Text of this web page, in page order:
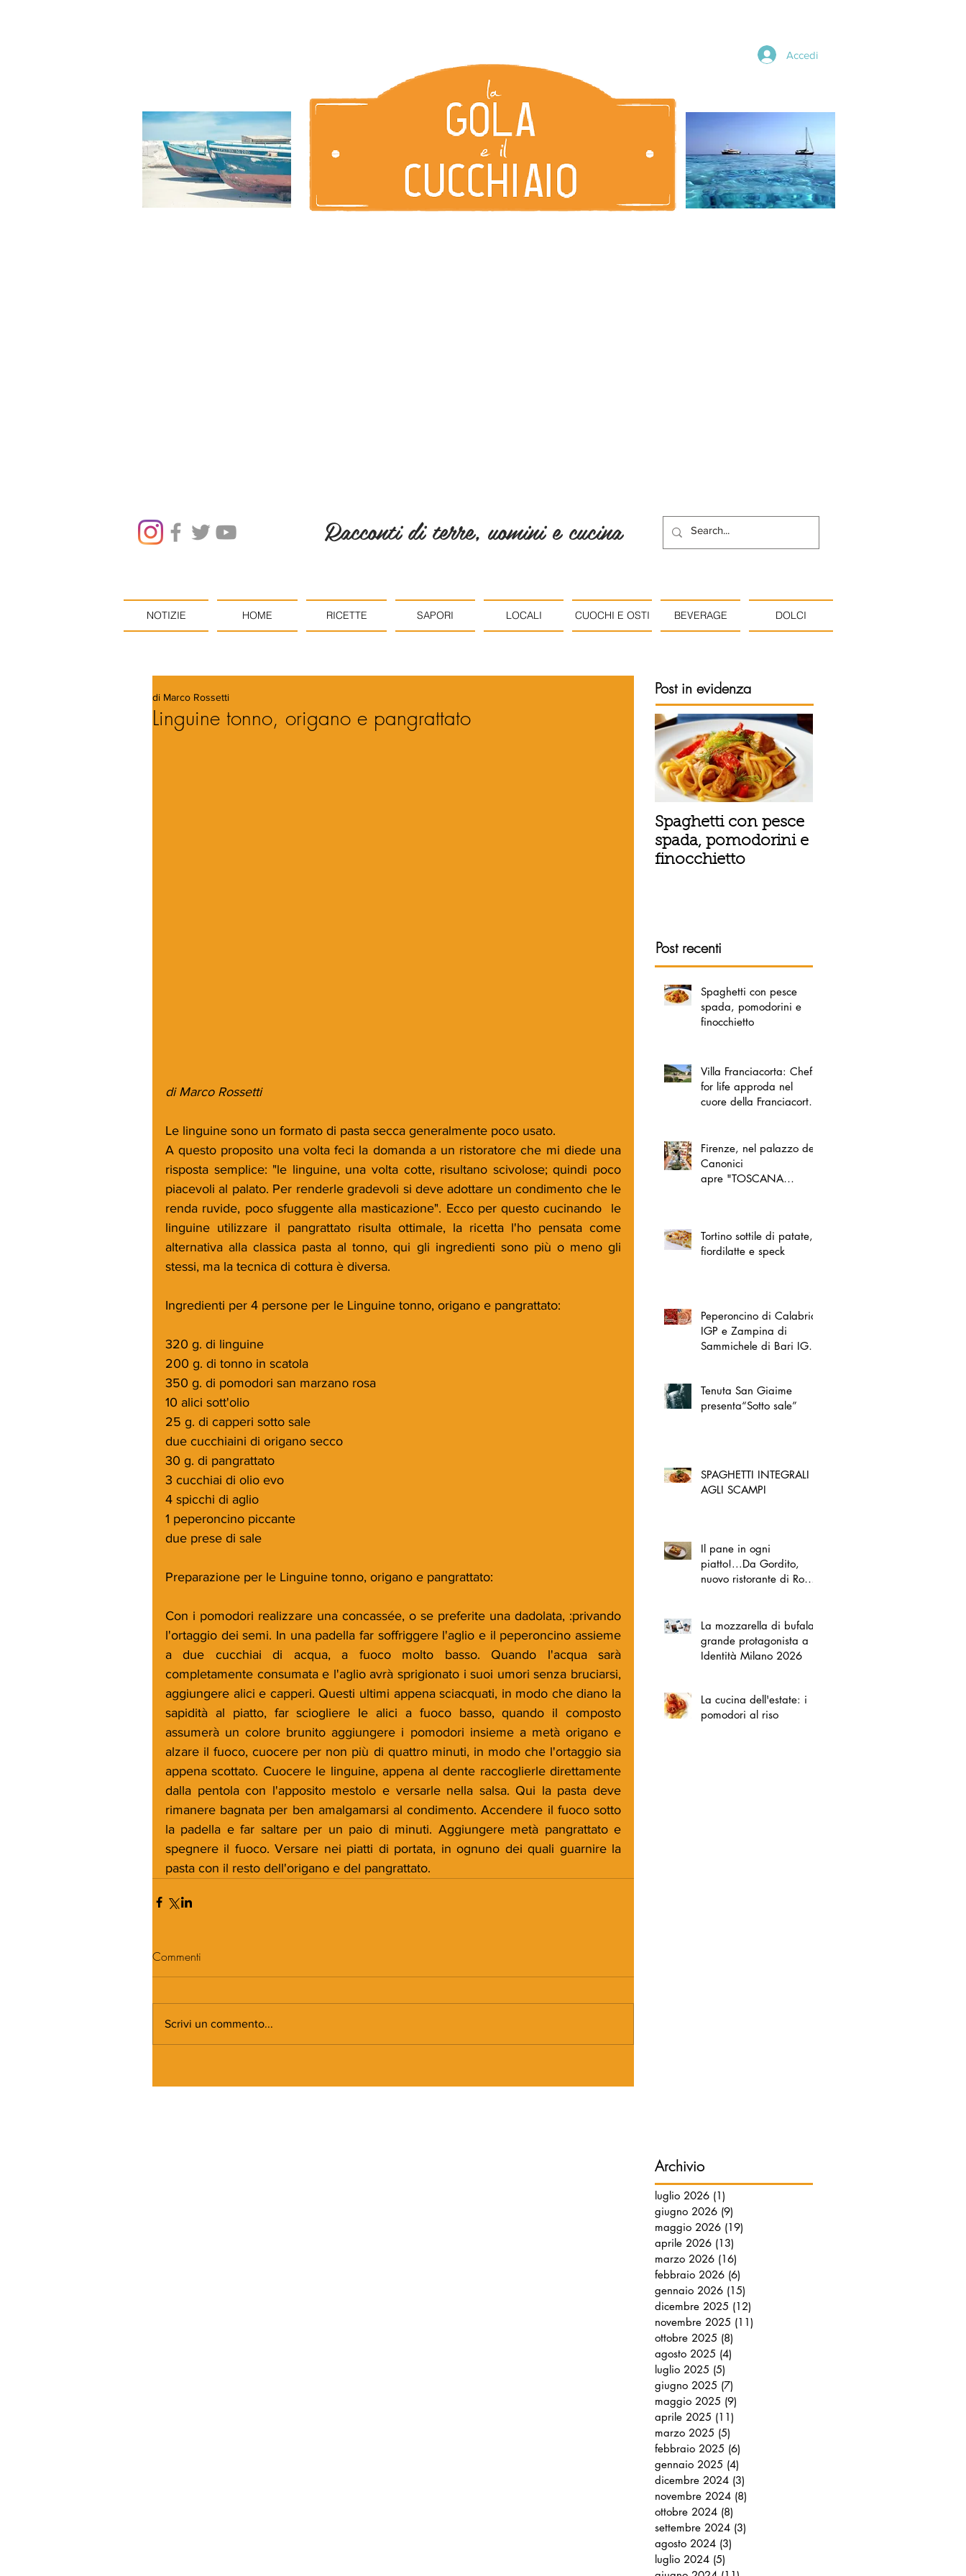
Accedi
Racconti di terre, uomini e cucina
NOTIZIE HOME RICETTE SAPORI LOCALI CUOCHI E OSTI BEVERAGE DOLCI
Linguine tonno, origano e pangrattato
di Marco Rossetti
di Marco Rossetti
Le linguine sono un formato di pasta secca generalmente poco usato.
A questo proposito una volta feci la domanda a un ristoratore che mi diede una
risposta semplice: "le linguine, una volta cotte, risultano scivolose; quindi poco
piacevoli al palato. Per renderle gradevoli si deve adottare un condimento che le
renda ruvide, poco sfuggente alla masticazione". Ecco per questo cucinando  le
linguine utilizzare il pangrattato risulta ottimale, la ricetta l'ho pensata come
alternativa alla classica pasta al tonno, qui gli ingredienti sono più o meno gli
stessi, ma la tecnica di cottura è diversa.
Ingredienti per 4 persone per le Linguine tonno, origano e pangrattato:
320 g. di linguine
200 g. di tonno in scatola
350 g. di pomodori san marzano rosa
10 alici sott'olio
25 g. di capperi sotto sale
due cucchiaini di origano secco
30 g. di pangrattato
3 cucchiai di olio evo
4 spicchi di aglio
1 peperoncino piccante
due prese di sale
Preparazione per le Linguine tonno, origano e pangrattato:
Con i pomodori realizzare una concassée, o se preferite una dadolata, :privando
l'ortaggio dei semi. In una padella far soffriggere l'aglio e il peperoncino assieme
a due cucchiai di acqua, a fuoco molto basso. Quando l'acqua sarà
completamente consumata e l'aglio avrà sprigionato i suoi umori senza bruciarsi,
aggiungere alici e capperi. Questi ultimi appena sciacquati, in modo che diano la
sapidità al piatto, far sciogliere le alici a fuoco basso, quando il composto
assumerà un colore brunito aggiungere i pomodori insieme a metà origano e
alzare il fuoco, cuocere per non più di quattro minuti, in modo che l'ortaggio sia
appena scottato. Cuocere le linguine, appena al dente raccoglierle direttamente
dalla pentola con l'apposito mestolo e versarle nella salsa. Qui la pasta deve
rimanere bagnata per ben amalgamarsi al condimento. Accendere il fuoco sotto
la padella e far saltare per un paio di minuti. Aggiungere metà pangrattato e
spegnere il fuoco. Versare nei piatti di portata, in ognuno dei quali guarnire la
pasta con il resto dell'origano e del pangrattato.
Commenti
Scrivi un commento...
Post in evidenza
Spaghetti con pesce
spada, pomodorini e
finocchietto
Post recenti
Spaghetti con pesce
spada, pomodorini e
finocchietto
Villa Franciacorta: Chefs
for life approda nel
cuore della Franciacorta,
Firenze, nel palazzo dei
Canonici
apre "TOSCANA
Tortino sottile di patate,
fiordilatte e speck
Peperoncino di Calabria
IGP e Zampina di
Sammichele di Bari IGP
Tenuta San Giaime
presenta“Sotto sale”
SPAGHETTI INTEGRALI
AGLI SCAMPI
Il pane in ogni
piatto!...Da Gordito,
nuovo ristorante di Roma
La mozzarella di bufala
grande protagonista a
Identità Milano 2026
La cucina dell'estate: i
pomodori al riso
Archivio
luglio 2026 (1)
giugno 2026 (9)
maggio 2026 (19)
aprile 2026 (13)
marzo 2026 (16)
febbraio 2026 (6)
gennaio 2026 (15)
dicembre 2025 (12)
novembre 2025 (11)
ottobre 2025 (8)
agosto 2025 (4)
luglio 2025 (5)
giugno 2025 (7)
maggio 2025 (9)
aprile 2025 (11)
marzo 2025 (5)
febbraio 2025 (6)
gennaio 2025 (4)
dicembre 2024 (3)
novembre 2024 (8)
ottobre 2024 (8)
settembre 2024 (3)
agosto 2024 (3)
luglio 2024 (5)